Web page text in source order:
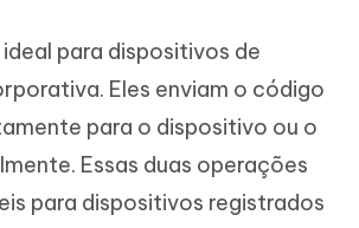
para dispositivos de
Eles enviam o código
para o dispositivo ou o
Essas duas operações
para dispositivos registrados